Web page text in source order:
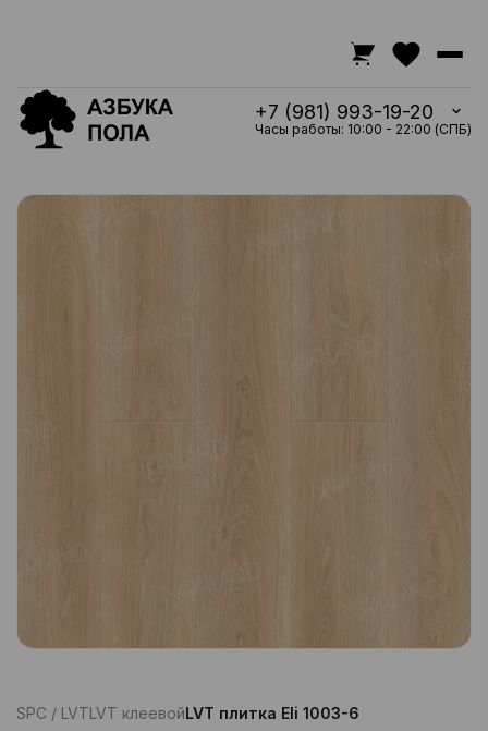
+7 (981) 993-19-20
Часы работы: 10:00 - 22:00 (СПБ)
SPC / LVTLVT клеевойLVT плитка Eli 1003-6